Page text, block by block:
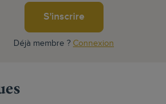
S'inscrire
Déjà membre ? Connexion